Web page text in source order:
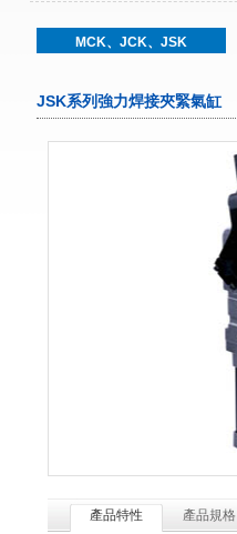
MCK、JCK、JSK
JSK系列強力焊接夾緊氣缸
產品特性 產品規格